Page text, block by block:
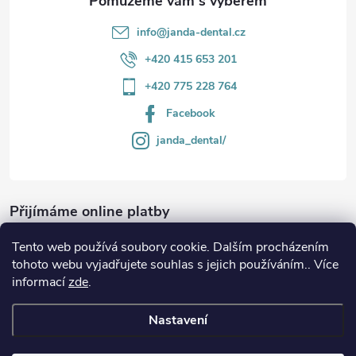
Tento web používá soubory cookie. Dalším procházením
tohoto webu vyjadřujete souhlas s jejich používáním.. Více
informacízde.
Nastavení
info@janda-dental.cz
+420 415 653 201
+420 775 228 764
Facebook
janda_dental/
Přijímáme online platby